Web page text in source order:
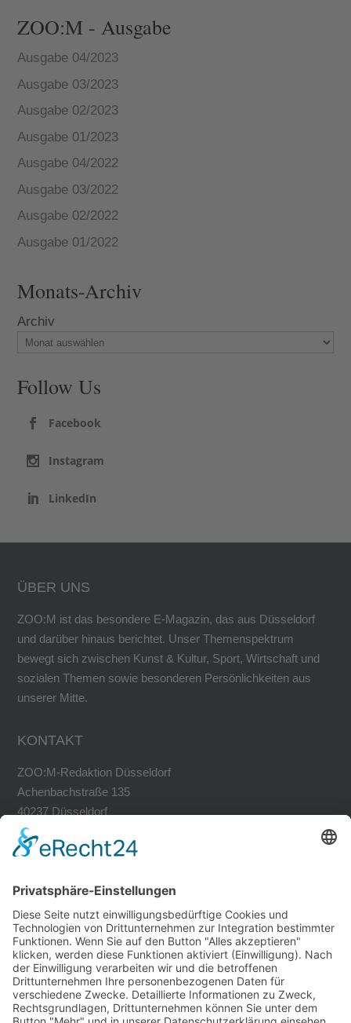
ZOO:M - Ausgabe
Ausgabe 04/2023
Ausgabe 03/2023
Ausgabe 02/2023
Ausgabe 01/2023
Ausgabe 04/2022
Ausgabe 03/2022
Ausgabe 02/2022
Ausgabe 01/2022
Monats-Archiv
Archiv
Follow Us
Facebook
Instagram
LinkedIn
ÜBER UNS
ZOO:M ist das besondere E-Magazin, das aus Düsseldorf
und darüber hinaus berichtet. Unser Themenspektrum
bewegt sich zwischen Kunst & Kultur, Sport, Wirtschaft und
sozialen Themen sowie besonderen Persönlichkeiten aus
unserer Mitte.
KONTAKT
ZOO:M-Redaktion Düsseldorf
Achenbachstraße 135
40237 Düsseldorf
Tel. 0211-30200741
Fax 0211-30200749
RECHTLICHES
Impressum
Datenschutz
Datenschutz Social Networks